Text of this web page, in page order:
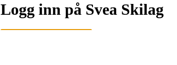
Logg inn på Svea Skilag